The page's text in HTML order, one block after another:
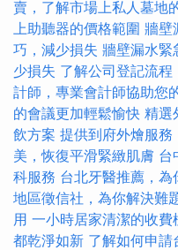
賣，了解市場上私人墓地
上助聽器的價格範圍 牆壁
巧，減少損失 牆壁漏水緊
少損失 了解公司登記流程
計師，專業會計師協助您
的會議更加輕鬆愉快 精選
飲方案 提供到府外燴服務
美，恢復平滑緊緻肌膚 台
科服務 台北牙醫推薦，
地區徵信社，為你解決難
用 一小時居家清潔的收費
都乾淨如新 了解如何申請